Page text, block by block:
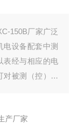
150B厂家广泛
设备配套中测
表经与相应的电
对被测（控）压
产厂家